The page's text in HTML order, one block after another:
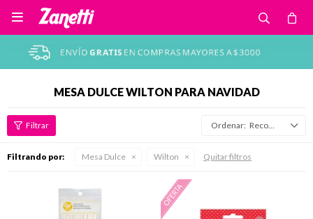

MESA DULCE WILTON PARA NAVIDAD
Recomendados
Filtrando por: Mesa Dulce Wilton Quitar filtros